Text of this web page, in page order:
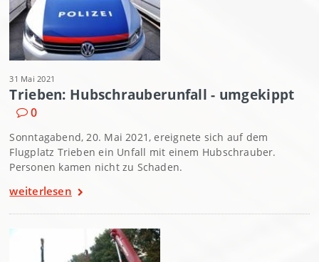
31 Mai 2021
Trieben: Hubschrauberunfall - umgekippt
0
Sonntagabend, 20. Mai 2021, ereignete sich auf dem
Flugplatz Trieben ein Unfall mit einem Hubschrauber.
Personen kamen nicht zu Schaden.
weiterlesen